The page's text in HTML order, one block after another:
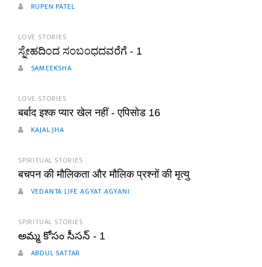
RUPEN PATEL
LOVE STORIES
ಸ್ನೇಹದಿಂದ ಸಂಬಂಧದವರೆಗೆ - 1
SAMEEKSHA
LOVE STORIES
बर्बाद इश्क प्यार खेल नहीं - एपिसोड 16
KAJAL JHA
SPIRITUAL STORIES
बचपन की मौलिकता और मौलिक प्रश्नों की मृत्यु
VEDANTA LIFE AGYAT AGYANI
SPIRITUAL STORIES
అమ్మ కోసం సీసన్ - 1
ABDUL SATTAR